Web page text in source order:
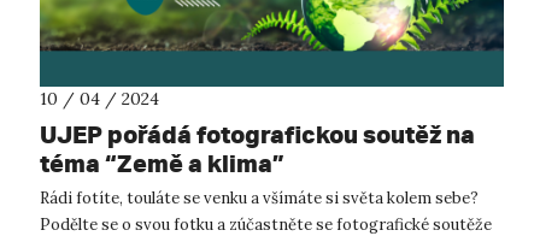
10 / 04 / 2024
UJEP pořádá fotografickou soutěž na
téma “Země a klima”
Rádi fotíte, touláte se venku a všímáte si světa kolem sebe?
Podělte se o svou fotku a zúčastněte se fotografické soutěže